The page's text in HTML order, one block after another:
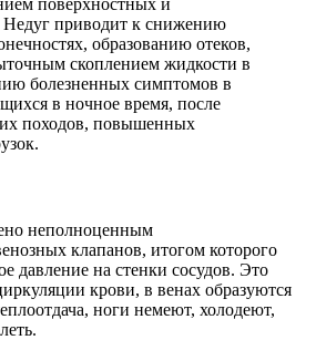
поверхностных и
Недуг приводит к снижению
образованию отеков,
скоплением жидкости в
болезненных симптомов в
в ночное время, после
походов, повышенных
неполноценным
клапанов, итогом которого
давление на стенки сосудов. Это
крови, в венах образуются
ноги немеют, холодеют,